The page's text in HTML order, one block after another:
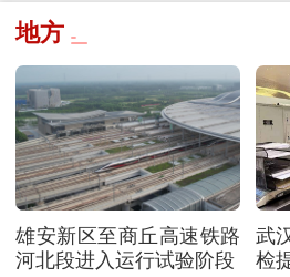
地方
雄安新区至商丘高速铁路
河北段进入运行试验阶段
武
检